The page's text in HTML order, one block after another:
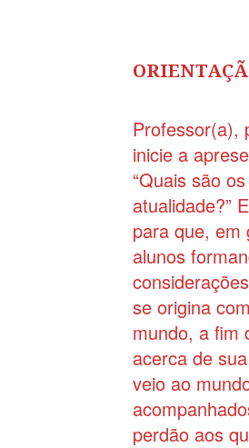
Professor(a),
inicie a
“Quais são
atualidade?”
para que, em
alunos
se origina
mundo, a fim
acerca de
veio ao
perdão aos